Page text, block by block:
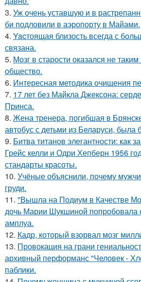
3. Уж очень уставшую и в
би подловили в аэропорту в Майами.
4. Yacтоящая близость всегда с
связана.
5. Мозг в старости оказался не
общество.
6. Интересная методика очищения
7. 17 лет без Майкла Джексона:
Принса.
8. Жена тренера, погибшая в
автобус с детьми из Беларуси, была
9. Битва титанов элегантности: как
Грейс келли и Одри Хепберн 1956
стандарты красоты.
10. Учёные объяснили, почему
груди.
11. "Вышла на Подиум в Качестве
дочь Марии Шукшиной попробовала
амплуа.
12. Кадр, который взорвал мозг
13. Провокация на грани
архивный перформанс "Человек -
паблики.